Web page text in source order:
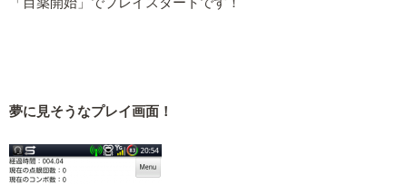
「目薬開始」でプレイスタートです！
夢に見そうなプレイ画面！